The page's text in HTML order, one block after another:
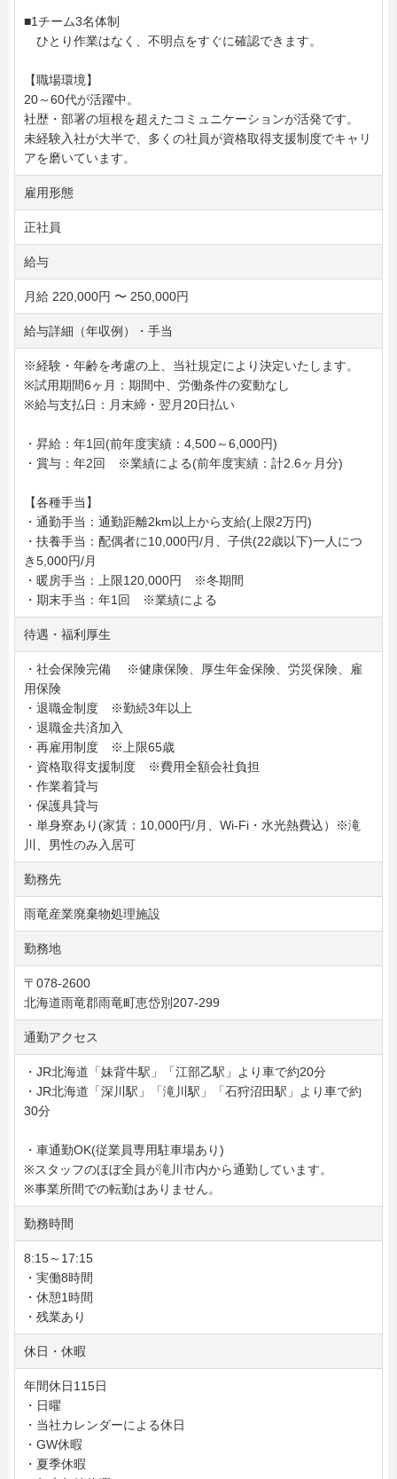
■1チーム3名体制
ひとり作業はなく、不明点をすぐに確認できます。
【職場環境】
20～60代が活躍中。
社歴・部署の垣根を超えたコミュニケーションが活発です。
未経験入社が大半で、多くの社員が資格取得支援制度でキャリ
アを磨いています。
雇用形態
正社員
給与
月給 220,000円 〜 250,000円
給与詳細（年収例）・手当
※経験・年齢を考慮の上、当社規定により決定いたします。
※試用期間6ヶ月：期間中、労働条件の変動なし
※給与支払日：月末締・翌月20日払い
・昇給：年1回(前年度実績：4,500～6,000円)
・賞与：年2回 ※業績による(前年度実績：計2.6ヶ月分)
【各種手当】
・通勤手当：通勤距離2km以上から支給(上限2万円)
・扶養手当：配偶者に10,000円/月、子供(22歳以下)一人につ
き5,000円/月
・暖房手当：上限120,000円 ※冬期間
・期末手当：年1回 ※業績による
待遇・福利厚生
・社会保険完備 ※健康保険、厚生年金保険、労災保険、雇
用保険
・退職金制度 ※勤続3年以上
・退職金共済加入
・再雇用制度 ※上限65歳
・資格取得支援制度 ※費用全額会社負担
・作業着貸与
・保護具貸与
・単身寮あり(家賃：10,000円/月、Wi-Fi・水光熱費込）※滝
川、男性のみ入居可
勤務先
雨竜産業廃棄物処理施設
勤務地
〒078-2600
北海道雨竜郡雨竜町恵岱別207-299
通勤アクセス
・JR北海道「妹背牛駅」「江部乙駅」より車で約20分
・JR北海道「深川駅」「滝川駅」「石狩沼田駅」より車で約
30分
・車通勤OK(従業員専用駐車場あり)
※スタッフのほぼ全員が滝川市内から通勤しています。
※事業所間での転勤はありません。
勤務時間
8:15～17:15
・実働8時間
・休憩1時間
・残業あり
休日・休暇
年間休日115日
・日曜
・当社カレンダーによる休日
・GW休暇
・夏季休暇